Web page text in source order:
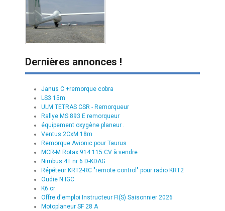
Dernières annonces !
Janus C +remorque cobra
LS3 15m
ULM TETRAS CSR - Remorqueur
Rallye MS 893 E remorqueur
équipement oxygène planeur .
Ventus 2CxM 18m
Remorque Avionic pour Taurus
MCR-M Rotax 914 115 CV à vendre
Nimbus 4T nr 6 D-KDAG
Répéteur KRT2-RC "remote control" pour radio KRT2
Oudie N IGC
K6 cr
Offre d'emploi Instructeur FI(S) Saisonnier 2026
Motoplaneur SF 28 A